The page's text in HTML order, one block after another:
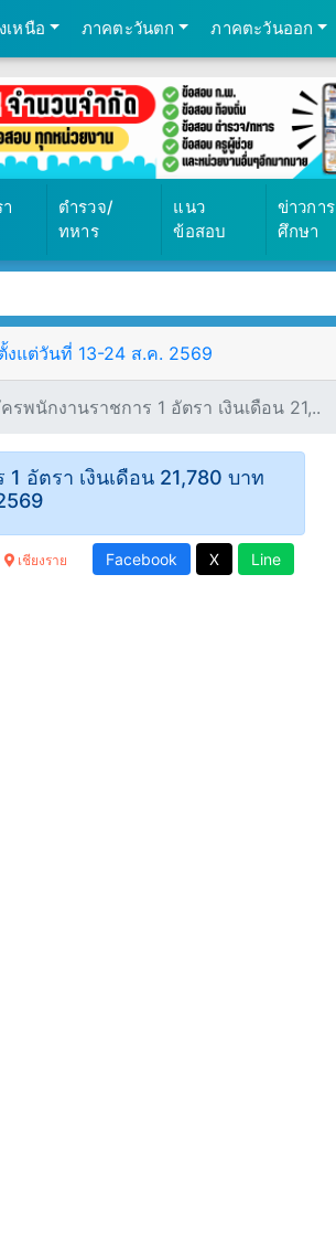
เหนือ ภาคตะวันตก ภาคตะวันออก
ตำรวจ/
ทหาร
แนว
ข้อสอบ
ข่าวการ
ศึกษา
งแต่วันที่ 13-24 ส.ค. 2569
พนักงานราชการ 1 อัตรา เงินเดือน 21,..
อัตรา เงินเดือน 21,780 บาท
เชียงราย Facebook X Line